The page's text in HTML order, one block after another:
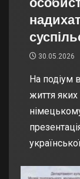
30.05.2026
На подіум
життя